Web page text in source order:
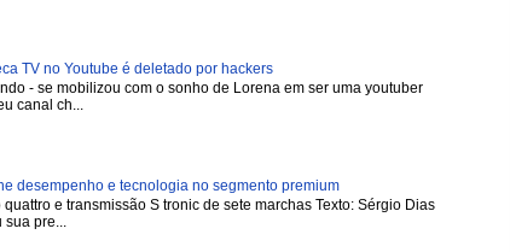
TV no Youtube é deletado por hackers
- se mobilizou com o sonho de Lorena em ser uma youtuber
canal ch...
desempenho e tecnologia no segmento premium
e transmissão S tronic de sete marchas Texto: Sérgio Dias
sua pre...